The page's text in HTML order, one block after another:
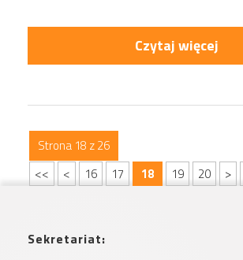
Czytaj więcej
Strona 18 z 26
<<
< 16 17 18 19 20 >
Sekretariat: